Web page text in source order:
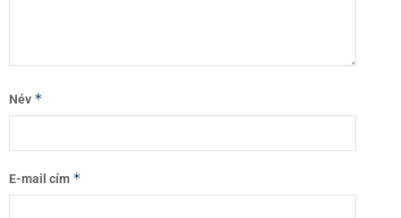
Név *
E-mail cím *